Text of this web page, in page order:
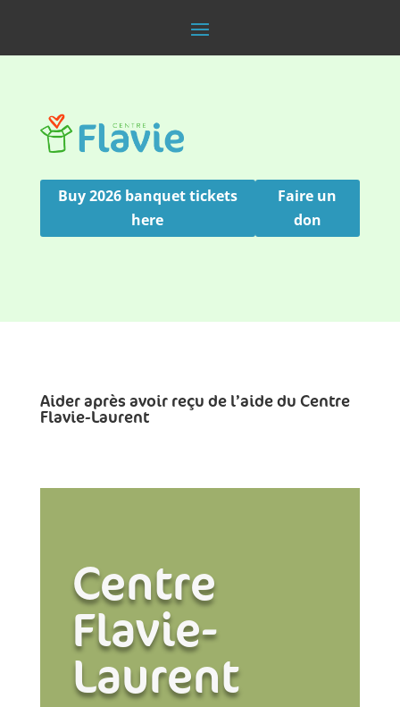
Buy 2026 banquet tickets
here
Faire un
don
Aider après avoir reçu de l’aide du Centre
Flavie-Laurent
Centre
Flavie-
Laurent